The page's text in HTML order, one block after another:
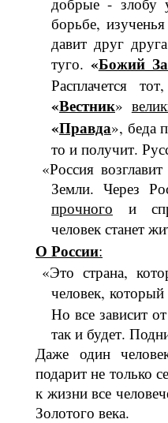
борьбе,
давит друг
туго. «Божий
Расплачется
«Вестник»
«Правда», беда
то и получит.
«Россия
Земли. Через
прочного и
человек ста­нет
О России:
«Это страна,
человек,
Но все зависит
так и будет.
Даже один
подарит не только
к жизни все
Золо­того века.